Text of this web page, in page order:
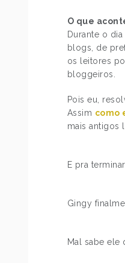
O que
Durante o dia
blogs, de
os leitores
bloggeiros.
Pois eu,
Assim como
mais antigos
E pra
Gingy
Mal sabe ele